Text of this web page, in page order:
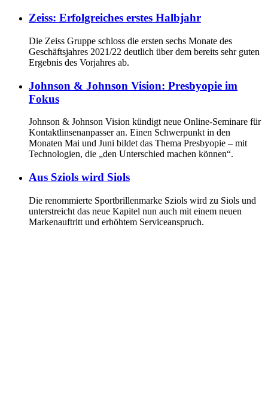
Zeiss: Erfolgreiches erstes Halbjahr
Die Zeiss Gruppe schloss die ersten sechs Monate des
Geschäftsjahres 2021/22 deutlich über dem bereits sehr guten
Ergebnis des Vorjahres ab.
Johnson & Johnson Vision: Presbyopie im
Fokus
Johnson & Johnson Vision kündigt neue Online-Seminare für
Kontaktlinsenanpasser an. Einen Schwerpunkt in den
Monaten Mai und Juni bildet das Thema Presbyopie – mit
Technologien, die „den Unterschied machen können“.
Aus Sziols wird Siols
Die renommierte Sportbrillenmarke Sziols wird zu Siols und
unterstreicht das neue Kapitel nun auch mit einem neuen
Markenauftritt und erhöhtem Serviceanspruch.